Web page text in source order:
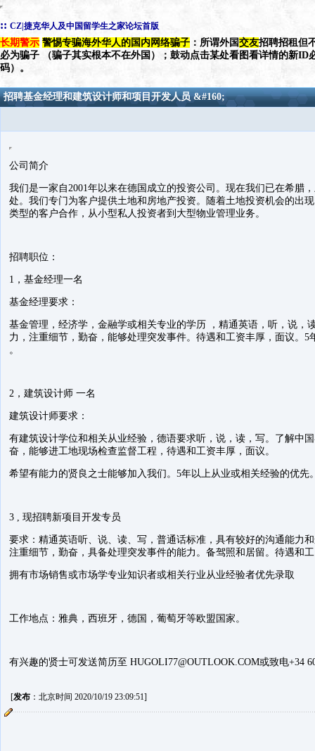
:: CZ|捷克华人及中国留学生之家论坛首版
长期警示 警惕专骗海外华人的国内网络骗子 ：所谓外国交友招聘招租但
必为骗子 （骗子其实根本不在外国）；鼓动点击某处看图看详情的新ID
码）。
招聘基金经理和建筑设计师和项目开发人员 &#160;
公司简介
我们是一家自2001年以来在德国成立的投资公司。现在我们已在希腊
处。我们专门为客户提供土地和房地产投资。随着土地投资机会的出
类型的客户合作，从小型私人投资者到大型物业管理业务。
招聘职位：
1，基金经理一名
基金经理要求：
基金管理，经济学，金融学或相关专业的学历 ，精通英语，听，说，
力，注重细节，勤奋，能够处理突发事件。待遇和工资丰厚，面议。
。
2，建筑设计师 一名
建筑设计师要求：
有建筑设计学位和相关从业经验，德语要求听，说，读，写。了解中
奋，能够进工地现场检查监督工程，待遇和工资丰厚，面议。
希望有能力的贤良之士能够加入我们。5年以上从业或相关经验的优先
3 , 现招聘新项目开发专员
要求：精通英语听、说、读、写，普通话标准，具有较好的沟通能力
注重细节，勤奋，具备处理突发事件的能力。备驾照和居留。待遇和
拥有市场销售或市场学专业知识者或相关行业从业经验者优先录取
工作地点：雅典，西班牙，德国，葡萄牙等欧盟国家。
有兴趣的贤士可发送简历至 HUGOLI77@OUTLOOK.COM或致电+34
[发布：北京时间 2020/10/19 23:09:51]